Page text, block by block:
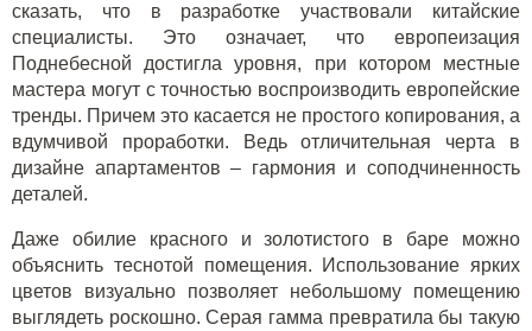
сказать, что в разработке участвовали китайские
специалисты. Это означает, что европеизация
Поднебесной достигла уровня, при котором местные
мастера могут с точностью воспроизводить европейские
тренды. Причем это касается не простого копирования, а
вдумчивой проработки. Ведь отличительная черта в
дизайне апартаментов – гармония и соподчиненность
деталей.
Даже обилие красного и золотистого в баре можно
объяснить теснотой помещения. Использование ярких
цветов визуально позволяет небольшому помещению
выглядеть роскошно. Серая гамма превратила бы такую